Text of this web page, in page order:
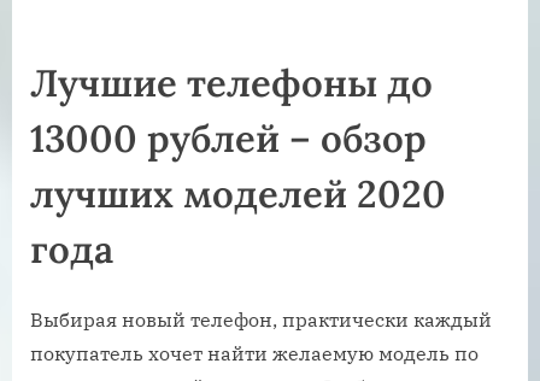
Лучшие телефоны до
13000 рублей – обзор
лучших моделей 2020
года
Выбирая новый телефон, практически каждый
покупатель хочет найти желаемую модель по